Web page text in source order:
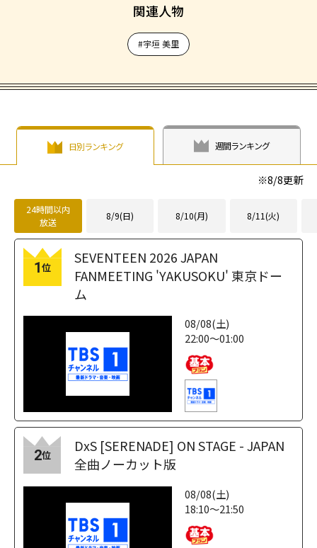
関連人物
#宇垣 美里
日別ランキング 週間ランキング
※8/8更新
24時間以内
放送
8/9(日) 8/10(月) 8/11(火)
1位
SEVENTEEN 2026 JAPAN
FANMEETING 'YAKUSOKU' 東京ドー
ム
08/08(土)
22:00～01:00
2位
DxS [SERENADE] ON STAGE - JAPAN
全曲ノーカット版
08/08(土)
18:10～21:50